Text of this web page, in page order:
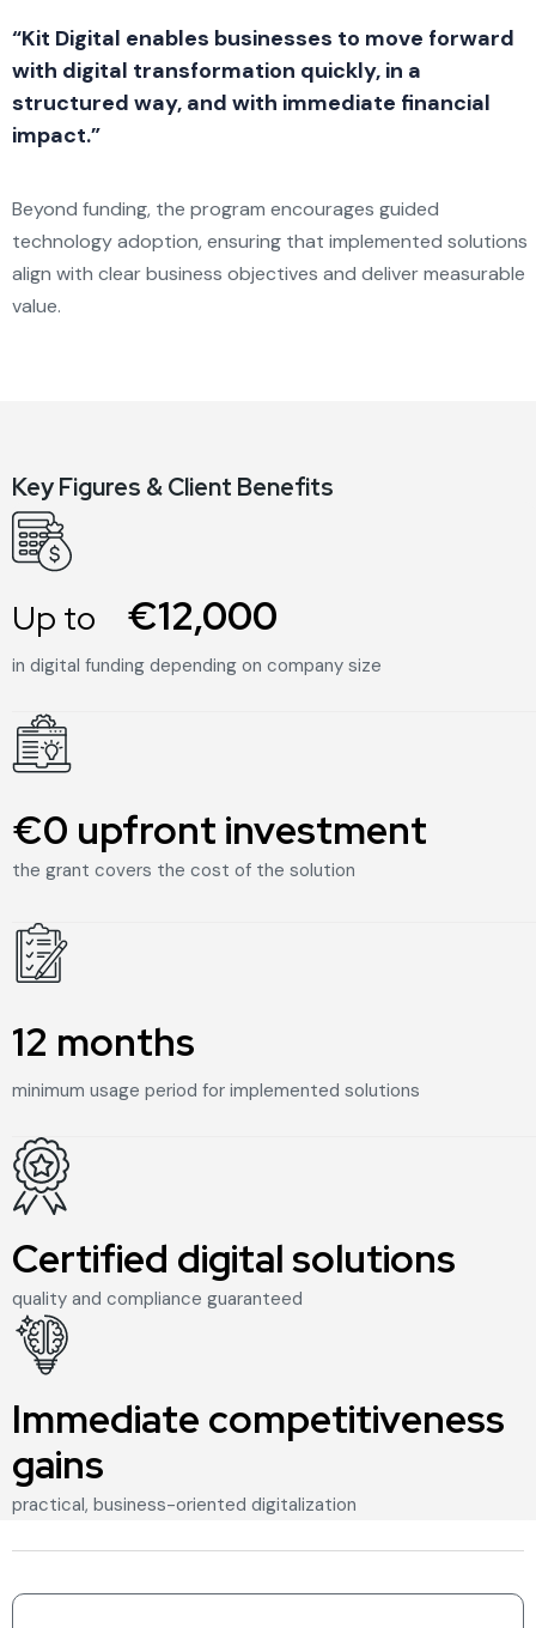
“Kit Digital enables businesses to move forward
with digital transformation quickly, in a
structured way, and with immediate financial
impact.”
Beyond funding, the program encourages guided
technology adoption, ensuring that implemented solutions
align with clear business objectives and deliver measurable
value.
Key Figures & Client Benefits
Up to €12,000
in digital funding depending on company size
€0 upfront investment
the grant covers the cost of the solution
12 months
minimum usage period for implemented solutions
Certified digital solutions
quality and compliance guaranteed
Immediate competitiveness
gains
practical, business-oriented digitalization